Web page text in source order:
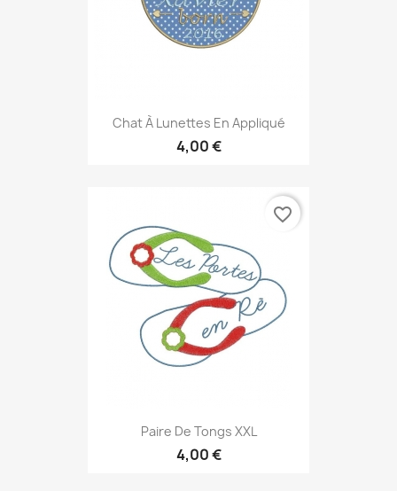
Chat À Lunettes En Appliqué
4,00 €
Paire De Tongs XXL
4,00 €
favorite_border